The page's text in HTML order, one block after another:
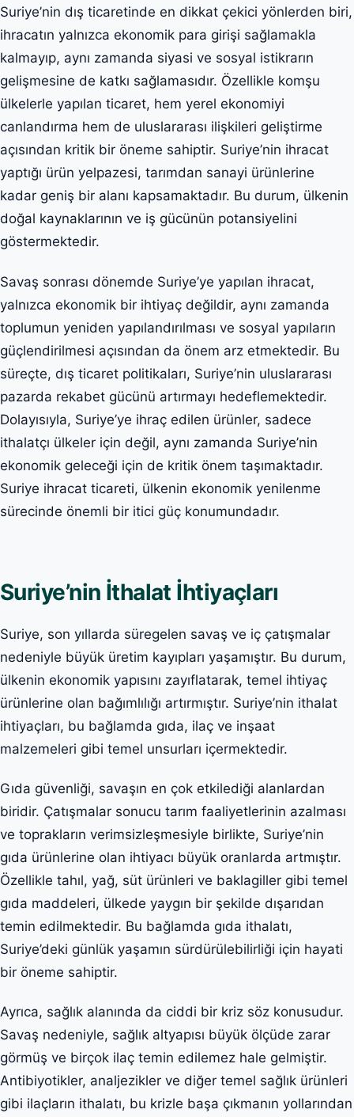
Suriye’nin dış ticaretinde en dikkat çekici yönlerden biri,
ihracatın yalnızca ekonomik para girişi sağlamakla
kalmayıp, aynı zamanda siyasi ve sosyal istikrarın
gelişmesine de katkı sağlamasıdır. Özellikle komşu
ülkelerle yapılan ticaret, hem yerel ekonomiyi
canlandırma hem de uluslararası ilişkileri geliştirme
açısından kritik bir öneme sahiptir. Suriye’nin ihracat
yaptığı ürün yelpazesi, tarımdan sanayi ürünlerine
kadar geniş bir alanı kapsamaktadır. Bu durum, ülkenin
doğal kaynaklarının ve iş gücünün potansiyelini
göstermektedir.
Savaş sonrası dönemde Suriye’ye yapılan ihracat,
yalnızca ekonomik bir ihtiyaç değildir, aynı zamanda
toplumun yeniden yapılandırılması ve sosyal yapıların
güçlendirilmesi açısından da önem arz etmektedir. Bu
süreçte, dış ticaret politikaları, Suriye’nin uluslararası
pazarda rekabet gücünü artırmayı hedeflemektedir.
Dolayısıyla, Suriye’ye ihraç edilen ürünler, sadece
ithalatçı ülkeler için değil, aynı zamanda Suriye’nin
ekonomik geleceği için de kritik önem taşımaktadır.
Suriye ihracat ticareti, ülkenin ekonomik yenilenme
sürecinde önemli bir itici güç konumundadır.
Suriye’nin İthalat İhtiyaçları
Suriye, son yıllarda süregelen savaş ve iç çatışmalar
nedeniyle büyük üretim kayıpları yaşamıştır. Bu durum,
ülkenin ekonomik yapısını zayıflatarak, temel ihtiyaç
ürünlerine olan bağımlılığı artırmıştır. Suriye’nin ithalat
ihtiyaçları, bu bağlamda gıda, ilaç ve inşaat
malzemeleri gibi temel unsurları içermektedir.
Gıda güvenliği, savaşın en çok etkilediği alanlardan
biridir. Çatışmalar sonucu tarım faaliyetlerinin azalması
ve toprakların verimsizleşmesiyle birlikte, Suriye’nin
gıda ürünlerine olan ihtiyacı büyük oranlarda artmıştır.
Özellikle tahıl, yağ, süt ürünleri ve baklagiller gibi temel
gıda maddeleri, ülkede yaygın bir şekilde dışarıdan
temin edilmektedir. Bu bağlamda gıda ithalatı,
Suriye’deki günlük yaşamın sürdürülebilirliği için hayati
bir öneme sahiptir.
Ayrıca, sağlık alanında da ciddi bir kriz söz konusudur.
Savaş nedeniyle, sağlık altyapısı büyük ölçüde zarar
görmüş ve birçok ilaç temin edilemez hale gelmiştir.
Antibiyotikler, analjezikler ve diğer temel sağlık ürünleri
gibi ilaçların ithalatı, bu krizle başa çıkmanın yollarından